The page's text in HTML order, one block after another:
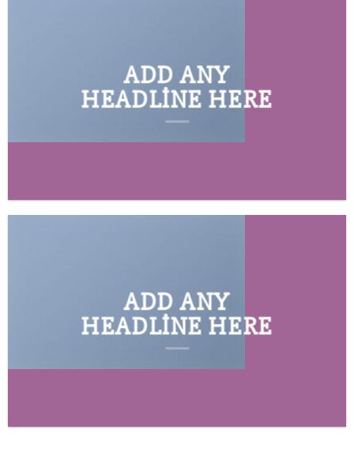
ADD ANY
HEADLINE HERE
ADD ANY
HEADLINE HERE